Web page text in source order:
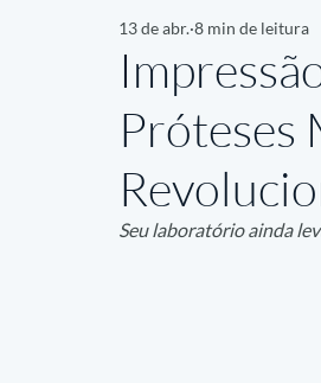
Próteses
13 de abr. 8 min de leitura
Seu laboratório ainda